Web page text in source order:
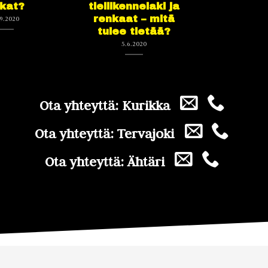
tieliikennelaki ja
renkaat – mitä
tulee tietää?
5.6.2020
Ota yhteyttä: Kurikka
Ota yhteyttä: Tervajoki
Ota yhteyttä: Ähtäri